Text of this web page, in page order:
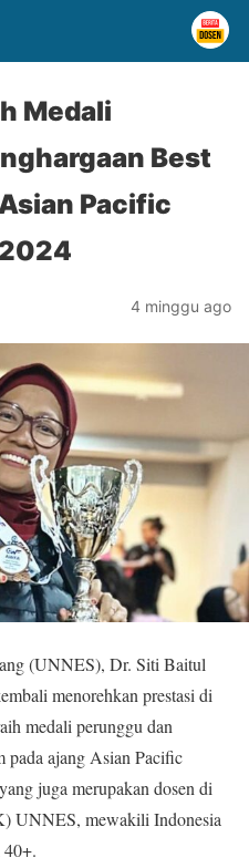
Medali
Best
Pacific
4 minggu ago
(UNNES), Dr. Siti Baitul
menorehkan prestasi di
medali perunggu dan
pada ajang Asian Pacific
juga merupakan dosen di
UNNES, mewakili Indonesia
40+.